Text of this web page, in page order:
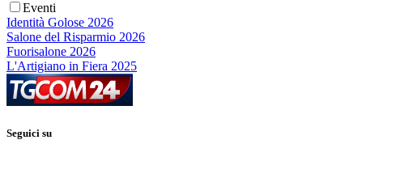
Eventi
Identità Golose 2026
Salone del Risparmio 2026
Fuorisalone 2026
L'Artigiano in Fiera 2025
Seguici su